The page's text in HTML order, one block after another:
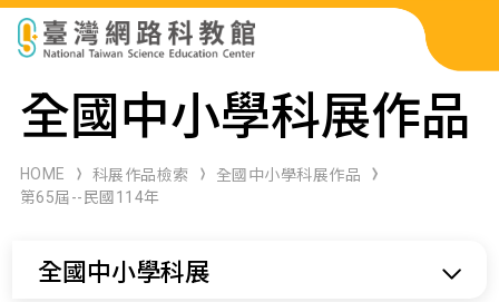
科展作品檢索
科學研習月刊
全國中小學科展作品
HOME 科展作品檢索
全國中小學科展作品
第65屆--民國114年
全國中小學科展